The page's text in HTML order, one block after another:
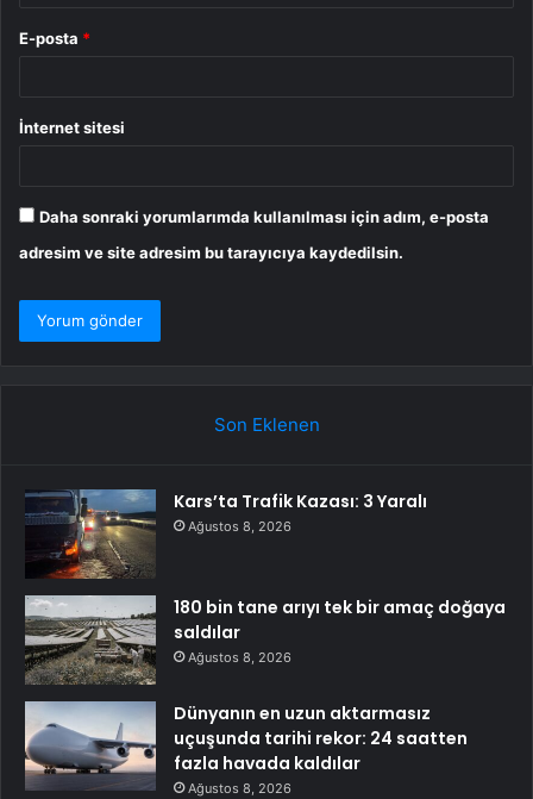
E-posta *
İnternet sitesi
Daha sonraki yorumlarımda kullanılması için adım, e-posta
adresim ve site adresim bu tarayıcıya kaydedilsin.
Son Eklenen
Kars’ta Trafik Kazası: 3 Yaralı
Ağustos 8, 2026
180 bin tane arıyı tek bir amaç doğaya
saldılar
Ağustos 8, 2026
Dünyanın en uzun aktarmasız
uçuşunda tarihi rekor: 24 saatten
fazla havada kaldılar
Ağustos 8, 2026